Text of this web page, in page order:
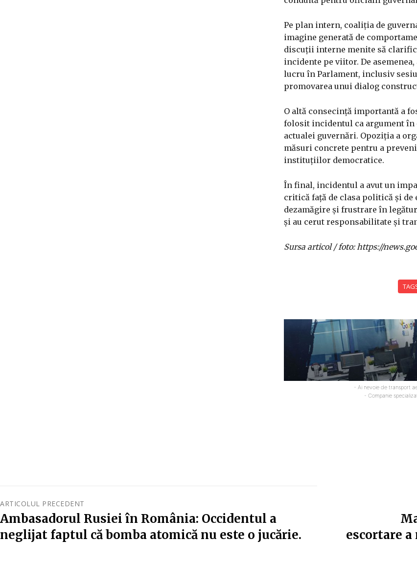
Pe plan intern, coaliția de
imagine generată de
discuții interne menite să
incidente pe viitor. De
lucru în Parlament, inclusiv
promovarea unui dialog
O altă consecință importantă a
folosit incidentul ca argument
actualei guvernări. Opoziția a
măsuri concrete pentru a
instituțiilor democratice.
În final, incidentul a avut un
critică față de clasa politică și
dezamăgire și frustrare în
și au cerut responsabilitate și
Sursa articol / foto: https://
- Ai nevoie de transport
- Companie
ARTICOLUL PRECEDENT
Ambasadorul Rusiei în România: Occidentul a
neglijat faptul că bomba atomică nu este o jucărie.
escortare